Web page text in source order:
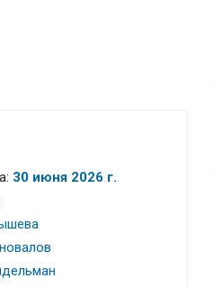
30 июня 2026 г.